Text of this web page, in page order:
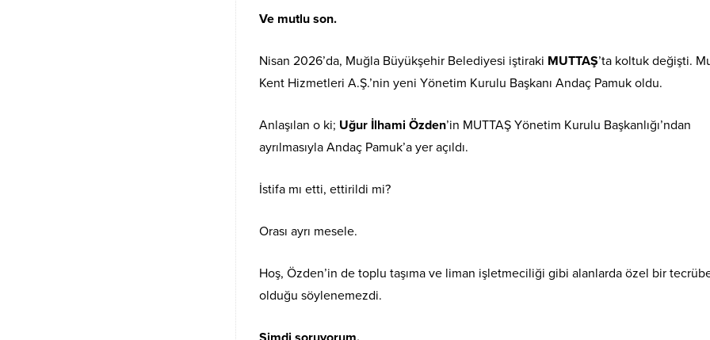
Ve mutlu son.
Nisan 2026’da, Muğla Büyükşehir Belediyesi iştiraki MUTTAŞ’ta koltuk değişti.
Kent Hizmetleri A.Ş.’nin yeni Yönetim Kurulu Başkanı Andaç Pamuk oldu.
Anlaşılan o ki; Uğur İlhami Özden’in MUTTAŞ Yönetim Kurulu Başkanlığı’ndan
ayrılmasıyla Andaç Pamuk’a yer açıldı.
İstifa mı etti, ettirildi mi?
Orası ayrı mesele.
Hoş, Özden’in de toplu taşıma ve liman işletmeciliği gibi alanlarda özel bir
olduğu söylenemezdi.